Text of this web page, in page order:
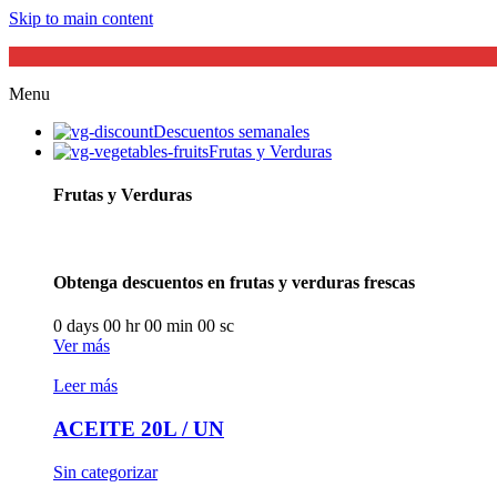
Skip to main content
Menu
Descuentos semanales
Frutas y Verduras
Frutas y Verduras
Obtenga descuentos en frutas y verduras frescas
0 days 00 hr00 min 00 sc
Ver más
Leer más
ACEITE 20L / UN
Sin categorizar